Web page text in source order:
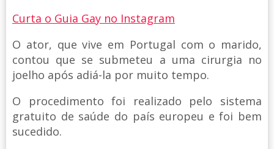
Curta o Guia Gay no Instagram
O ator, que vive em Portugal com o marido,
contou que se submeteu a uma cirurgia no
joelho após adiá-la por muito tempo.
O procedimento foi realizado pelo sistema
gratuito de saúde do país europeu e foi bem
sucedido.